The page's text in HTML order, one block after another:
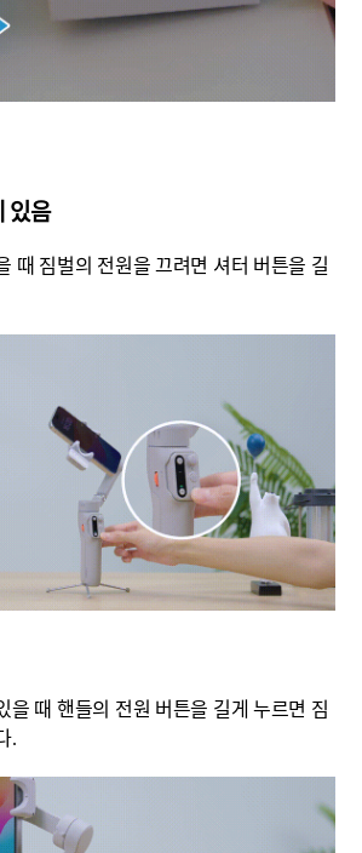
있음
때 짐벌의 전원을 끄려면 셔터 버튼을 길
을 때 핸들의 전원 버튼을 길게 누르면 짐
.